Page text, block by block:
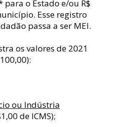
para o Estado e/ou R$
Esse registro
passa a ser MEI.
os valores de 2021
ou Indústria
de ICMS);